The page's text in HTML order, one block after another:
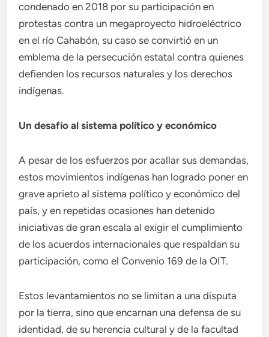
condenado en 2018 por su participación en
protestas contra un megaproyecto hidroeléctrico
en el río Cahabón, su caso se convirtió en un
emblema de la persecución estatal contra quienes
defienden los recursos naturales y los derechos
indígenas.
Un desafío al sistema político y económico
A pesar de los esfuerzos por acallar sus demandas,
estos movimientos indígenas han logrado poner en
grave aprieto al sistema político y económico del
país, y en repetidas ocasiones han detenido
iniciativas de gran escala al exigir el cumplimiento
de los acuerdos internacionales que respaldan su
participación, como el Convenio 169 de la OIT.
Estos levantamientos no se limitan a una disputa
por la tierra, sino que encarnan una defensa de su
identidad, de su herencia cultural y de la facultad